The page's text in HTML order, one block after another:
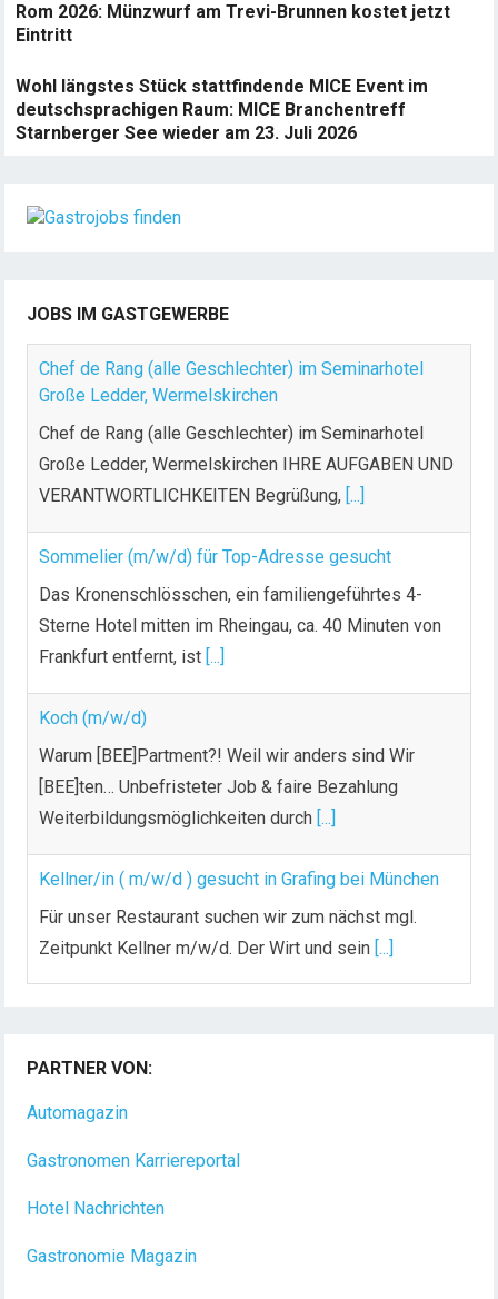
Rom 2026: Münzwurf am Trevi-Brunnen kostet jetzt
Eintritt
Wohl längstes Stück stattfindende MICE Event im
deutschsprachigen Raum: MICE Branchentreff
Starnberger See wieder am 23. Juli 2026
JOBS IM GASTGEWERBE
Chef de Rang (alle Geschlechter) im Seminarhotel
Große Ledder, Wermelskirchen
Chef de Rang (alle Geschlechter) im Seminarhotel
Große Ledder, Wermelskirchen IHRE AUFGABEN UND
VERANTWORTLICHKEITEN Begrüßung, [...]
Sommelier (m/w/d) für Top-Adresse gesucht
Das Kronenschlösschen, ein familiengeführtes 4-
Sterne Hotel mitten im Rheingau, ca. 40 Minuten von
Frankfurt entfernt, ist [...]
Koch (m/w/d)
Warum [BEE]Partment?! Weil wir anders sind Wir
[BEE]ten… Unbefristeter Job & faire Bezahlung
Weiterbildungsmöglichkeiten durch [...]
Kellner/in ( m/w/d ) gesucht in Grafing bei München
Für unser Restaurant suchen wir zum nächst mgl.
Zeitpunkt Kellner m/w/d. Der Wirt und sein [...]
Dein Arbeitsplatz mit Urlaubsfeeling Chef de Rang
(m/w/d) Du bist Gastgeber aus Leidenschaft und
PARTNER VON:
Automagazin
Gastronomen Karriereportal
Hotel Nachrichten
Gastronomie Magazin